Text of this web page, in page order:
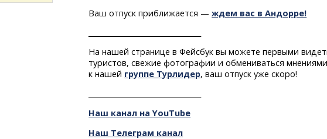
Ваш отпуск приближается —ждем вас в Андорре!
На нашей странице в Фейсбук вы можете первыми
туристов, свежие фотографии и обмениваться
к нашей группе Турлидер, ваш отпуск уже скоро!
Наш канал на YouTube
Наш Телеграм канал